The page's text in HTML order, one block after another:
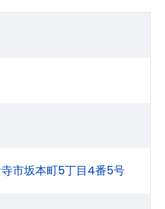
市坂本町5丁目4番5号